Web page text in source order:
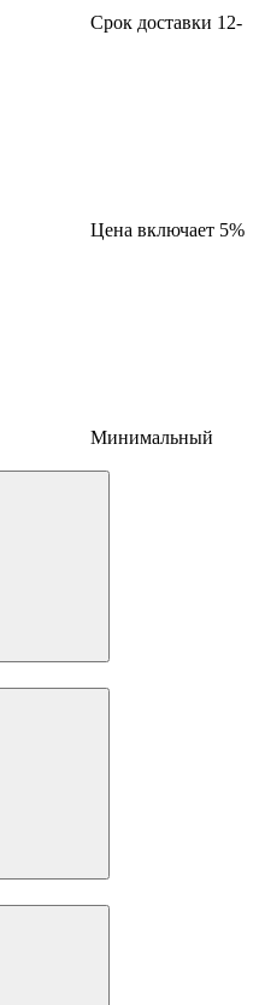
Срок доставки 12-
Цена включает 5%
Минимальный